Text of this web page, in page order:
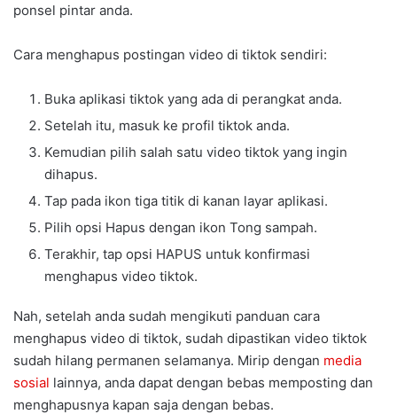
ponsel pintar anda.
Cara menghapus postingan video di tiktok sendiri:
Buka aplikasi tiktok yang ada di perangkat anda.
Setelah itu, masuk ke profil tiktok anda.
Kemudian pilih salah satu video tiktok yang ingin
dihapus.
Tap pada ikon tiga titik di kanan layar aplikasi.
Pilih opsi Hapus dengan ikon Tong sampah.
Terakhir, tap opsi HAPUS untuk konfirmasi
menghapus video tiktok.
Nah, setelah anda sudah mengikuti panduan cara
menghapus video di tiktok, sudah dipastikan video tiktok
sudah hilang permanen selamanya. Mirip dengan media
sosial lainnya, anda dapat dengan bebas memposting dan
menghapusnya kapan saja dengan bebas.